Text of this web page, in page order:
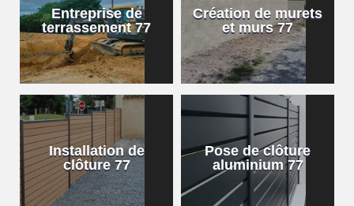
Entreprise de
terrassement 77
Création de murets
et murs 77
Installation de
clôture 77
Pose de clôture
aluminium 77